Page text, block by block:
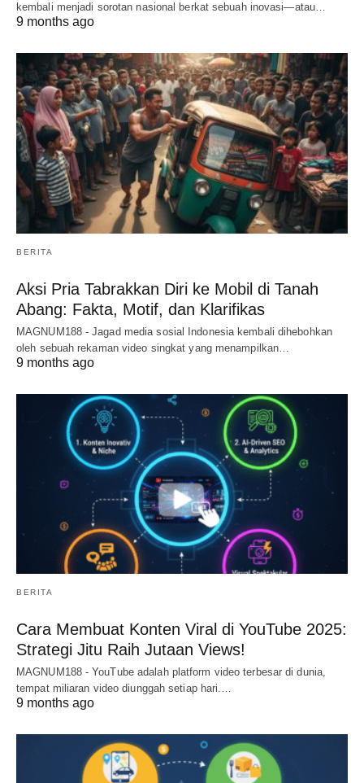
kembali menjadi sorotan nasional berkat sebuah inovasi—atau…
9 months ago
BERITA
Aksi Pria Tabrakkan Diri ke Mobil di Tanah
Abang: Fakta, Motif, dan Klarifikas
MAGNUM188 - Jagad media sosial Indonesia kembali dihebohkan
oleh sebuah rekaman video singkat yang menampilkan…
9 months ago
BERITA
Cara Membuat Konten Viral di YouTube 2025:
Strategi Jitu Raih Jutaan Views!
MAGNUM188 - YouTube adalah platform video terbesar di dunia,
tempat miliaran video diunggah setiap hari.…
9 months ago